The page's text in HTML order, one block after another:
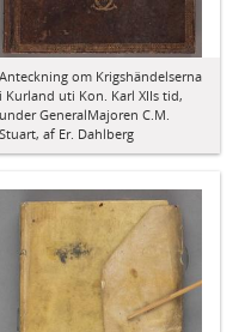
Anteckning om Krigshändelserna
i Kurland uti Kon. Karl XIIs tid,
under GeneralMajoren C.M.
Stuart, af Er. Dahlberg